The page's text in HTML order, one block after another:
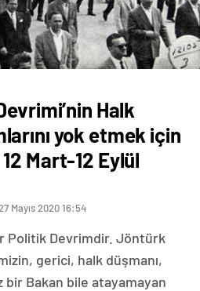
Halk
yok etmek için
Mart-12 Eylül
Mayıs 2020 16:54
Politik Devrimdir. Jöntürk
gerici, halk düşmanı,
bir Bakan bile atayamayan